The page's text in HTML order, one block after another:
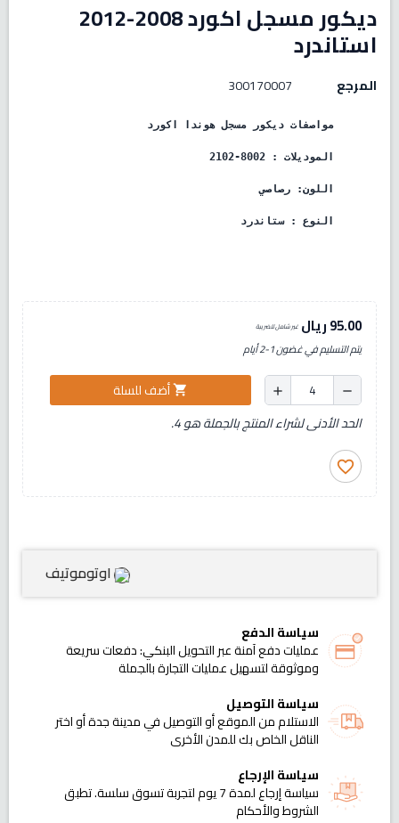
ديكور مسجل اكورد 2008-2012
استاندرد
المرجع 300170007
مواصفات ديكور مسجل هوندا اكورد
الموديلات : 2008-2012
اللون: رصاصي
النوع : ستاندرد
95.00 ريال غير شامل للضريبة
يتم التسليم في غضون 1-2 أيام
remove
add
shopping_cartأضف للسلة
الحد الأدنى لشراء المنتج بالجملة هو 4.
favorite_border
اوتوموتيف
سياسة الدفع
عمليات دفع آمنة عبر التحويل البنكي: دفعات سريعة
وموثوقة لتسهيل عمليات التجارة بالجملة
سياسة التوصيل
الاستلام من الموقع أو التوصيل في مدينة جدة أو اختر
الناقل الخاص بك للمدن الأخرى
سياسة الإرجاع
سياسة إرجاع لمدة 7 يوم لتجربة تسوق سلسة. تطبق
الشروط والأحكام